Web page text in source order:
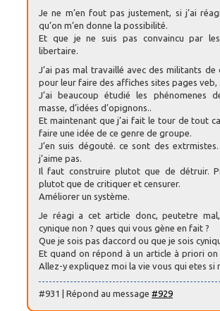
Je ne m’en fout pas justement, si j’ai
qu’on m’en donne la possibilité.
Et que je ne suis pas convaincu par
libertaire.
J’ai pas mal travaillé avec des militants
pour leur faire des affiches sites pages veb,
J’ai beaucoup étudié les phénomenes
masse, d’idées d’opignons..
Et maintenant que j’ai fait le tour de tout
faire une idée de ce genre de groupe.
J’en suis dégouté. ce sont des
j’aime pas.
Il faut construire plutot que de détruir.
plutot que de critiquer et censurer.
Améliorer un système.
Je réagi a cet article donc, peutetre
cynique non ? ques qui vous gène en fait ?
Que je sois pas daccord ou que je sois
Et quand on répond à un article à priori on
Allez-y expliquez moi la vie vous qui etes si
#931 | Répond au message #929